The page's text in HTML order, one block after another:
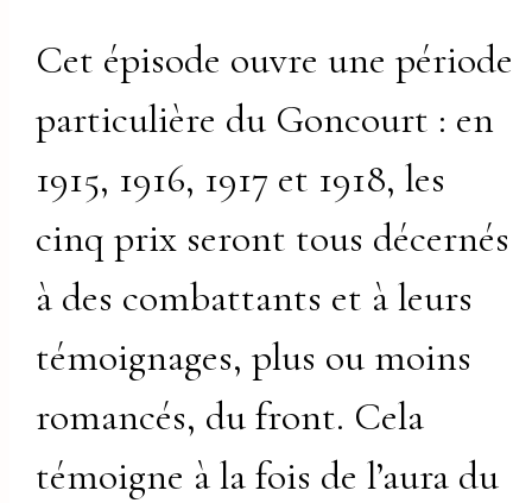
Cet épisode ouvre une période
particulière du Goncourt : en
1915, 1916, 1917 et 1918, les
cinq prix seront tous décernés
à des combattants et à leurs
témoignages, plus ou moins
romancés, du front. Cela
témoigne à la fois de l’aura du